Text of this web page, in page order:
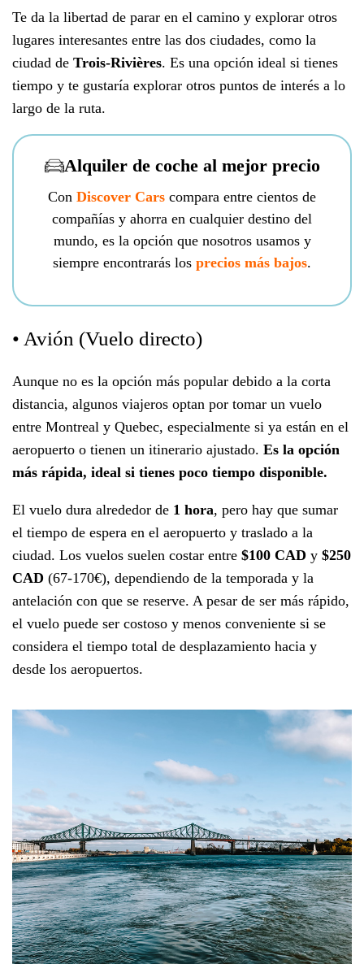
Te da la libertad de parar en el camino y explorar otros
lugares interesantes entre las dos ciudades, como la
ciudad de Trois-Rivières. Es una opción ideal si tienes
tiempo y te gustaría explorar otros puntos de interés a lo
largo de la ruta.
Alquiler de coche al mejor precio
Con Discover Cars compara entre cientos de
compañías y ahorra en cualquier destino del
mundo, es la opción que nosotros usamos y
siempre encontrarás los precios más bajos.
• Avión (Vuelo directo)
Aunque no es la opción más popular debido a la corta
distancia, algunos viajeros optan por tomar un vuelo
entre Montreal y Quebec, especialmente si ya están en el
aeropuerto o tienen un itinerario ajustado. Es la opción
más rápida, ideal si tienes poco tiempo disponible.
El vuelo dura alrededor de 1 hora, pero hay que sumar
el tiempo de espera en el aeropuerto y traslado a la
ciudad. Los vuelos suelen costar entre $100 CAD y $250
CAD (67-170€), dependiendo de la temporada y la
antelación con que se reserve. A pesar de ser más rápido,
el vuelo puede ser costoso y menos conveniente si se
considera el tiempo total de desplazamiento hacia y
desde los aeropuertos.